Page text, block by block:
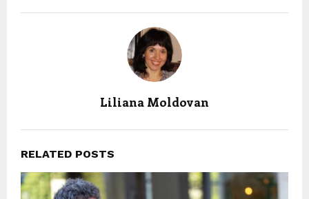
Liliana Moldovan
RELATED POSTS